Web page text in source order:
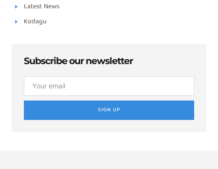
Latest News
Kodagu
Subscribe our newsletter
SIGN UP